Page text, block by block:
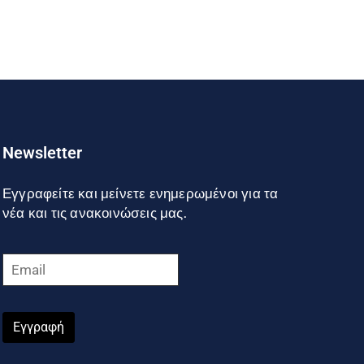
Newsletter
Εγγραφείτε και μείνετε ενημερωμένοι για τα
νέα και τις ανακοινώσεις μας.
Εγγραφή